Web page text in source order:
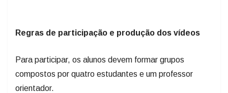
Regras de participação e produção dos vídeos
Para participar, os alunos devem formar grupos
compostos por quatro estudantes e um professor
orientador.